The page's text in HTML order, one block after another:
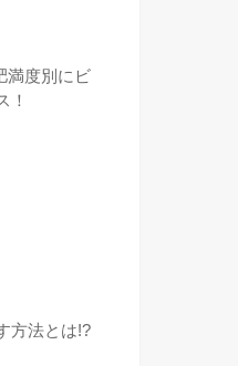
満度別にビ
！
方法とは!?